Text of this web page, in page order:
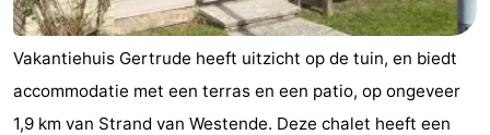
Vakantiehuis Gertrude heeft uitzicht op de tuin, en biedt
accommodatie met een terras en een patio, op ongeveer
1,9 km van Strand van Westende. Deze chalet heeft een